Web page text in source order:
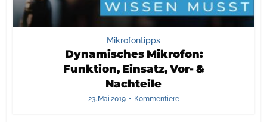
Mikrofontipps
Dynamisches Mikrofon:
Funktion, Einsatz, Vor- &
Nachteile
23. Mai 2019 Kommentiere